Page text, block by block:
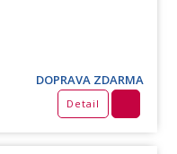
DOPRAVA ZDARMA
Detail